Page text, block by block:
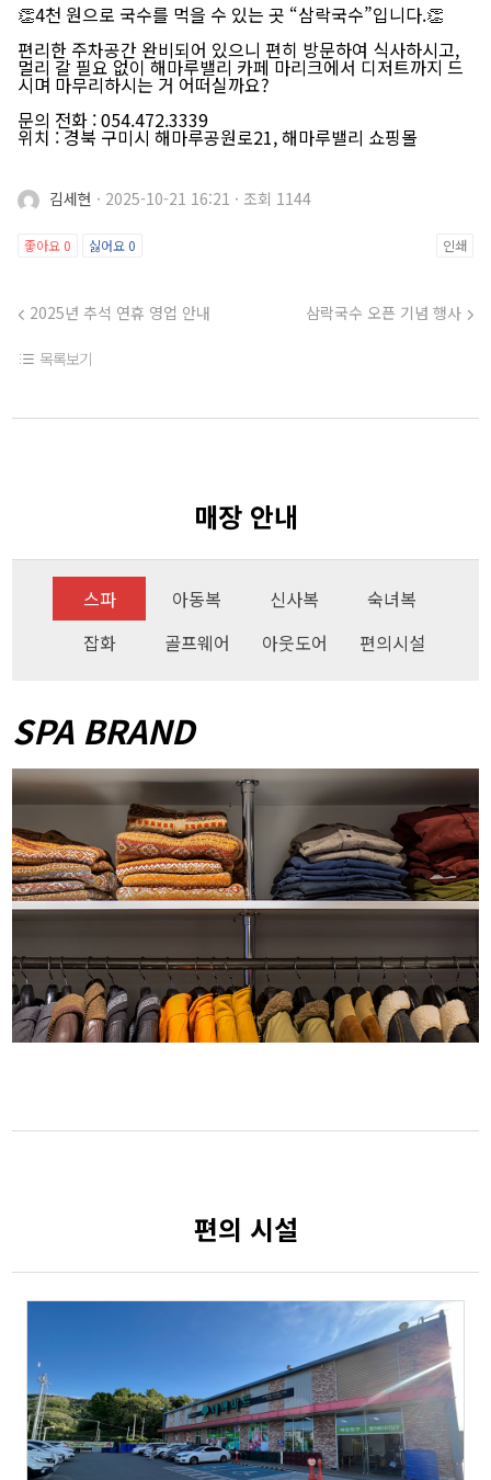
👏4천 원으로 국수를 먹을 수 있는 곳 “삼락국수”입니다.👏
편리한 주차공간 완비되어 있으니 편히 방문하여 식사하시고,
멀리 갈 필요 없이 해마루밸리 카페 마리크에서 디저트까지 드
시며 마무리하시는 거 어떠실까요?
문의 전화 : 054.472.3339
위치 : 경북 구미시 해마루공원로21, 해마루밸리 쇼핑몰
김세현 · 2025-10-21 16:21 · 조회 1144
좋아요 0 싫어요0 인쇄
2025년 추석 연휴 영업 안내 삼락국수 오픈 기념 행사
목록보기
매장 안내
스파 아동복 신사복
숙녀복
잡화
골프웨어 아웃도어 편의시설
SPA BRAND
편의 시설